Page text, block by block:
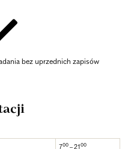
bez uprzednich zapisów
700 – 2100